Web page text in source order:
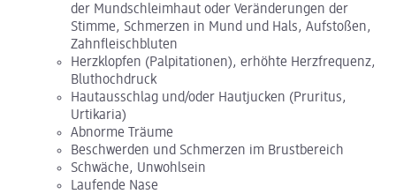
der Mundschleimhaut oder Veränderungen der
Stimme, Schmerzen in Mund und Hals, Aufstoßen,
Zahnfleischbluten
Herzklopfen (Palpitationen), erhöhte Herzfrequenz,
Bluthochdruck
Hautausschlag und/oder Hautjucken (Pruritus,
Urtikaria)
Abnorme Träume
Beschwerden und Schmerzen im Brustbereich
Schwäche, Unwohlsein
Laufende Nase